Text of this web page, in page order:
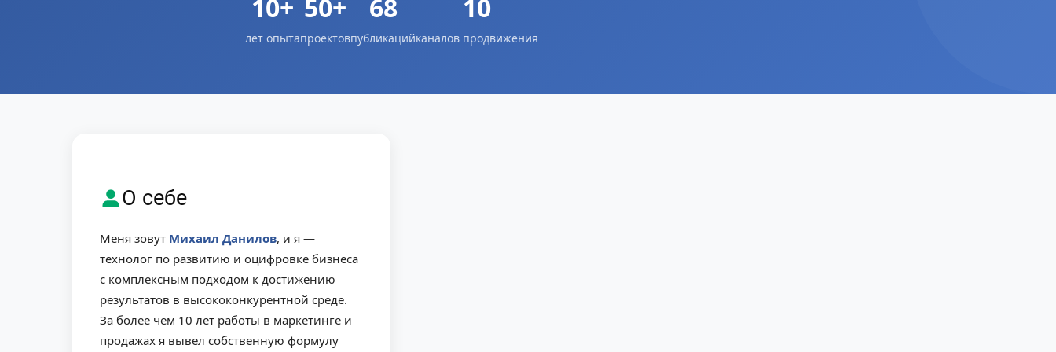
10+
лет опыта
50+
проектов
68
публикаций
10
каналов продвижения
О себе
Меня зовут Михаил Данилов, и я —
технолог по развитию и оцифровке бизнеса
с комплексным подходом к достижению
результатов в высококонкурентной среде.
За более чем 10 лет работы в маркетинге и
продажах я вывел собственную формулу